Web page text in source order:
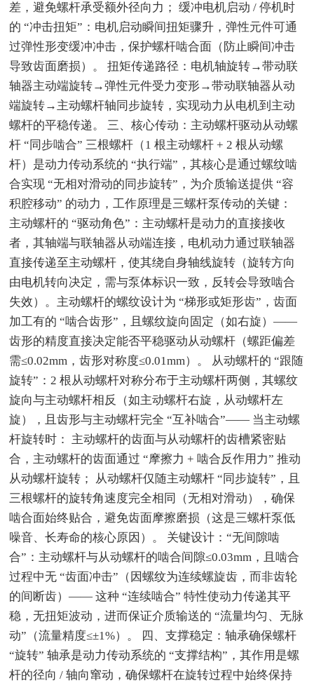
差，避免螺杆承受额外径向力； 缓冲电机启动 / 停机时
的 “冲击扭矩”：电机启动瞬间扭矩骤升，弹性元件可通
过弹性形变缓冲冲击，保护螺杆啮合面（防止瞬间冲击
导致齿面磨损）。 扭矩传递路径：电机轴旋转→带动联
轴器主动端旋转→弹性元件受力变形→带动联轴器从动
端旋转→主动螺杆轴同步旋转，实现动力从电机到主动
螺杆的平稳传递。 三、核心传动：主动螺杆驱动从动螺
杆 “同步啮合” 三根螺杆（1 根主动螺杆 + 2 根从动螺
杆）是动力传动系统的 “执行端”，其核心是通过螺纹啮
合实现 “无相对滑动的同步旋转”，为介质输送提供 “容
积腔移动” 的动力，工作原理是三螺杆泵传动的关键：
主动螺杆的 “驱动角色”：主动螺杆是动力的直接接收
者，其轴端与联轴器从动端连接，电机动力通过联轴器
直接传递至主动螺杆，使其绕自身轴线旋转（旋转方向
由电机转向决定，需与泵体标识一致，反转会导致啮合
失效）。主动螺杆的螺纹设计为 “梯形或矩形齿”，齿面
加工有的 “啮合齿形”，且螺纹旋向固定（如右旋）——
齿形的精度直接决定能否平稳驱动从动螺杆（螺距偏差
需≤0.02mm，齿形对称度≤0.01mm）。 从动螺杆的 “跟随
旋转”：2 根从动螺杆对称分布于主动螺杆两侧，其螺纹
旋向与主动螺杆相反（如主动螺杆右旋，从动螺杆左
旋），且齿形与主动螺杆完全 “互补啮合”—— 当主动螺
杆旋转时： 主动螺杆的齿面与从动螺杆的齿槽紧密贴
合，主动螺杆的齿面通过 “摩擦力 + 啮合反作用力” 推动
从动螺杆旋转； 从动螺杆仅随主动螺杆 “同步旋转”，且
三根螺杆的旋转角速度完全相同（无相对滑动），确保
啮合面始终贴合，避免齿面摩擦磨损（这是三螺杆泵低
噪音、长寿命的核心原因）。 关键设计：“无间隙啮
合”：主动螺杆与从动螺杆的啮合间隙≤0.03mm，且啮合
过程中无 “齿面冲击”（因螺纹为连续螺旋齿，而非齿轮
的间断齿）—— 这种 “连续啮合” 特性使动力传递其平
稳，无扭矩波动，进而保证介质输送的 “流量均匀、无脉
动”（流量精度≤±1%）。 四、支撑稳定：轴承确保螺杆
“旋转” 轴承是动力传动系统的 “支撑结构”，其作用是螺
杆的径向 / 轴向窜动，确保螺杆在旋转过程中始终保持